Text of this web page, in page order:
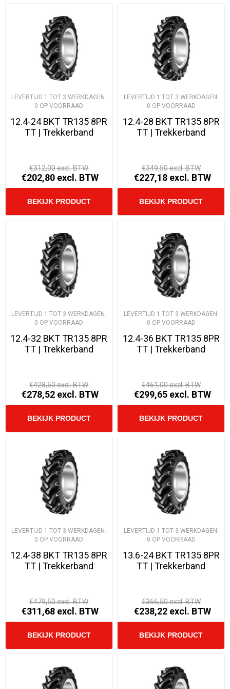
LEVERTIJD 1 TOT 3 WERKDAGEN.
0 OP VOORRAAD
12.4-24 BKT TR135 8PR
TT | Trekkerband
€312,00 excl. BTW
€202,80 excl. BTW
LEVERTIJD 1 TOT 3 WERKDAGEN.
0 OP VOORRAAD
12.4-28 BKT TR135 8PR
TT | Trekkerband
€349,50 excl. BTW
€227,18 excl. BTW
LEVERTIJD 1 TOT 3 WERKDAGEN.
0 OP VOORRAAD
12.4-32 BKT TR135 8PR
TT | Trekkerband
€428,50 excl. BTW
€278,52 excl. BTW
LEVERTIJD 1 TOT 3 WERKDAGEN.
0 OP VOORRAAD
12.4-36 BKT TR135 8PR
TT | Trekkerband
€461,00 excl. BTW
€299,65 excl. BTW
LEVERTIJD 1 TOT 3 WERKDAGEN.
0 OP VOORRAAD
12.4-38 BKT TR135 8PR
TT | Trekkerband
€479,50 excl. BTW
€311,68 excl. BTW
LEVERTIJD 1 TOT 3 WERKDAGEN.
0 OP VOORRAAD
13.6-24 BKT TR135 8PR
TT | Trekkerband
€366,50 excl. BTW
€238,22 excl. BTW